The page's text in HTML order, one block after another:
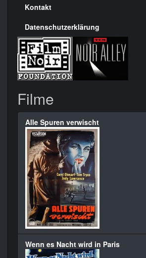
Kontakt
Datenschutzerklärung
Filme
Alle Spuren verwischt
Wenn es Nacht wird in Paris